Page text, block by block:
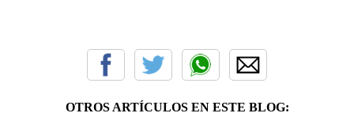
OTROS ARTÍCULOS EN ESTE BLOG: